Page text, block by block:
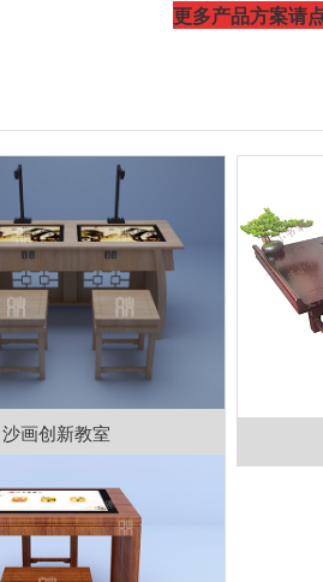
更多产品方案请
沙画创新教室